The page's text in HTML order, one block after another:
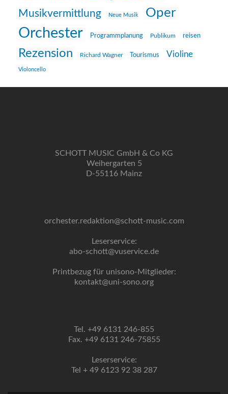
Musikvermittlung Neue Musik Oper
Orchester Programmplanung Publikum reisen
Rezension Richard Wagner Tourismus Violine
Violoncello
SCHOTT MUSIC GmbH & Co KG
Weihergarten 5
D-55116 Mainz
orchester.redaktion@schott-music.com
Leserservice:
abo-schott@vuservice.de
Printbezug für unisono-Mitglieder:
kontakt@uni-sono.org
Tel. +49 6131 246-855
Fax. +49 6131 246-75855
Leserservice:
Tel + 49 6123 92 38 287